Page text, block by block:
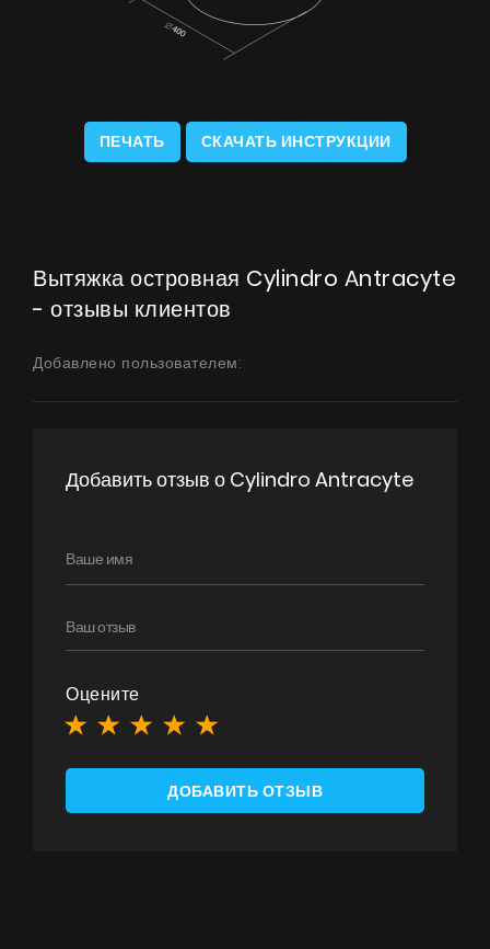
ПЕЧАТЬ СКАЧАТЬ ИНСТРУКЦИИ
Вытяжка островная Cylindro Antracyte
- отзывы клиентов
Добавлено пользователем:
Добавить отзыв о Cylindro Antracyte
Оцените
ДОБАВИТЬ ОТЗЫВ